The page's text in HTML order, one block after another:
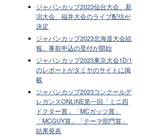
ジャパンカップ2023仙台大会、新
潟大会、福井大会のライブ配信が
決定
ジャパンカップ2023北海道大会続
報。事前申込の受付が開始
ジャパンカップ2023東京大会1D/1
のレポートがタミヤのサイトに掲
載
ジャパンカップ2023コンクールデ
レガンスONLINE第一回「ミニ四
ドクター賞」「MCガッツ賞」
「MCGUY賞」「テーマ部門賞」
結果発表